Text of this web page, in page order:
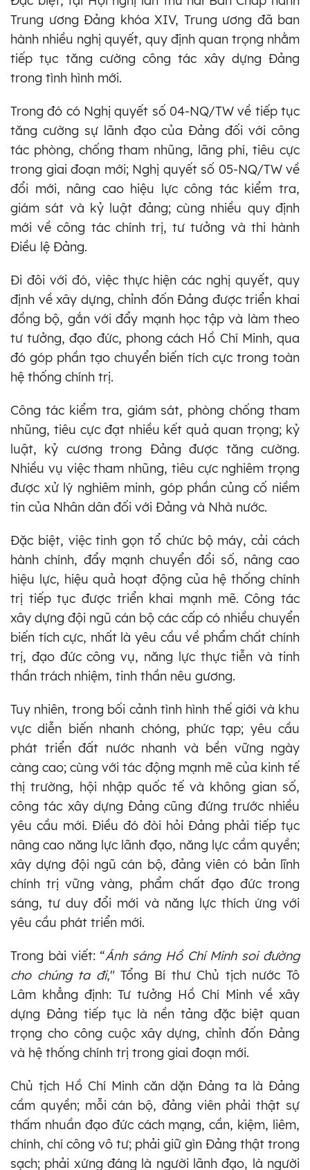
Trung ương Đảng khóa XIV, Trung ương đã ban
hành nhiều nghị quyết, quy định quan trọng nhằm
tiếp tục tăng cường công tác xây dựng Đảng
trong tình hình mới.
Trong đó có Nghị quyết số 04-NQ/TW về tiếp tục
tăng cường sự lãnh đạo của Đảng đối với công
tác phòng, chống tham nhũng, lãng phí, tiêu cực
trong giai đoạn mới; Nghị quyết số 05-NQ/TW về
đổi mới, nâng cao hiệu lực công tác kiểm tra,
giám sát và kỷ luật đảng; cùng nhiều quy định
mới về công tác chính trị, tư tưởng và thi hành
Điều lệ Đảng.
Đi đôi với đó, việc thực hiện các nghị quyết, quy
định về xây dựng, chỉnh đốn Đảng được triển khai
đồng bộ, gắn với đẩy mạnh học tập và làm theo
tư tưởng, đạo đức, phong cách Hồ Chí Minh, qua
đó góp phần tạo chuyển biến tích cực trong toàn
hệ thống chính trị.
Công tác kiểm tra, giám sát, phòng chống tham
nhũng, tiêu cực đạt nhiều kết quả quan trọng; kỷ
luật, kỷ cương trong Đảng được tăng cường.
Nhiều vụ việc tham nhũng, tiêu cực nghiêm trọng
được xử lý nghiêm minh, góp phần củng cố niềm
tin của Nhân dân đối với Đảng và Nhà nước.
Đặc biệt, việc tinh gọn tổ chức bộ máy, cải cách
hành chính, đẩy mạnh chuyển đổi số, nâng cao
hiệu lực, hiệu quả hoạt động của hệ thống chính
trị tiếp tục được triển khai mạnh mẽ. Công tác
xây dựng đội ngũ cán bộ các cấp có nhiều chuyển
biến tích cực, nhất là yêu cầu về phẩm chất chính
trị, đạo đức công vụ, năng lực thực tiễn và tinh
thần trách nhiệm, tinh thần nêu gương.
Tuy nhiên, trong bối cảnh tình hình thế giới và khu
vực diễn biến nhanh chóng, phức tạp; yêu cầu
phát triển đất nước nhanh và bền vững ngày
càng cao; cùng với tác động mạnh mẽ của kinh tế
thị trường, hội nhập quốc tế và không gian số,
công tác xây dựng Đảng cũng đứng trước nhiều
yêu cầu mới. Điều đó đòi hỏi Đảng phải tiếp tục
nâng cao năng lực lãnh đạo, năng lực cầm quyền;
xây dựng đội ngũ cán bộ, đảng viên có bản lĩnh
chính trị vững vàng, phẩm chất đạo đức trong
sáng, tư duy đổi mới và năng lực thích ứng với
yêu cầu phát triển mới.
Trong bài viết: “Ánh sáng Hồ Chí Minh soi đường
cho chúng ta đi," Tổng Bí thư Chủ tịch nước Tô
Lâm khẳng định: Tư tưởng Hồ Chí Minh về xây
dựng Đảng tiếp tục là nền tảng đặc biệt quan
trọng cho công cuộc xây dựng, chỉnh đốn Đảng
và hệ thống chính trị trong giai đoạn mới.
Chủ tịch Hồ Chí Minh căn dặn Đảng ta là Đảng
cầm quyền; mỗi cán bộ, đảng viên phải thật sự
thấm nhuần đạo đức cách mạng, cần, kiệm, liêm,
chính, chí công vô tư; phải giữ gìn Đảng thật trong
sạch; phải xứng đáng là người lãnh đạo, là người